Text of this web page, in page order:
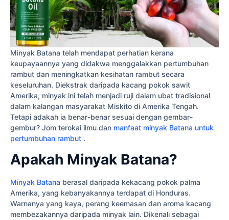
Minyak Batana telah mendapat perhatian kerana
keupayaannya yang didakwa menggalakkan pertumbuhan
rambut dan meningkatkan kesihatan rambut secara
keseluruhan. Diekstrak daripada kacang pokok sawit
Amerika, minyak ini telah menjadi ruji dalam ubat tradisional
dalam kalangan masyarakat Miskito di Amerika Tengah.
Tetapi adakah ia benar-benar sesuai dengan gembar-
gembur? Jom terokai ilmu dan manfaat minyak Batana untuk
pertumbuhan rambut .
Apakah Minyak Batana?
Minyak Batana berasal daripada kekacang pokok palma
Amerika, yang kebanyakannya terdapat di Honduras.
Warnanya yang kaya, perang keemasan dan aroma kacang
membezakannya daripada minyak lain. Dikenali sebagai